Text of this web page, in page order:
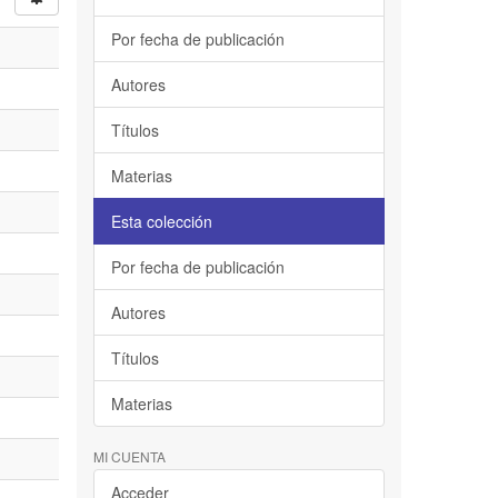
Por fecha de publicación
Autores
Títulos
Materias
Esta colección
Por fecha de publicación
Autores
Títulos
Materias
MI CUENTA
Acceder